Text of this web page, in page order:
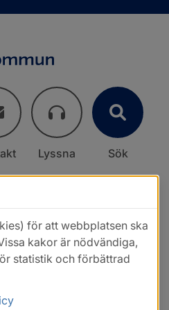
Lyssna Sök
för att webbplatsen ska
kakor är nödvändiga,
statistik och förbättrad